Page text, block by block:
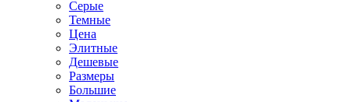
Серые
Темные
Цена
Элитные
Дешевые
Размеры
Большие